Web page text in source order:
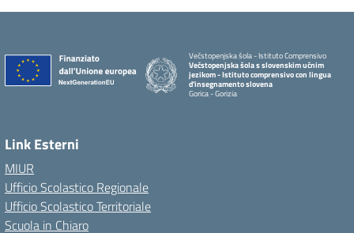
Večstopenjska šola - Istituto Comprensivo
Večstopenjska šola s slovenskim učnim
jezikom - Istituto comprensivo con lingua
d'insegnamento slovena
Gorica - Gorizia
Link Esterni
MIUR
Ufficio Scolastico Regionale
Ufficio Scolastico Territoriale
Scuola in Chiaro